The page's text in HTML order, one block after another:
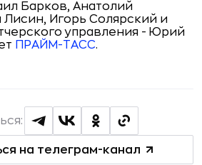
Барков, Анатолий
Игорь Солярский и
управления - Юрий
ПРАЙМ-ТАСС.
на телеграм-канал